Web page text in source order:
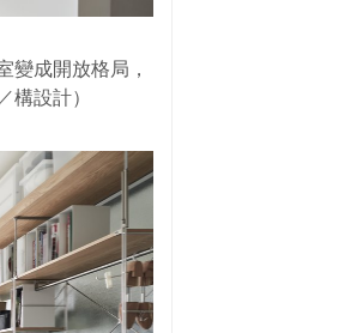
變成開放格局，
構設計）